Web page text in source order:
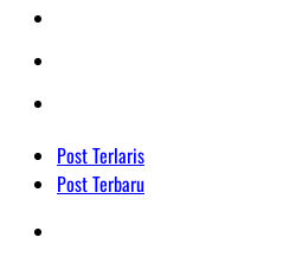
Post Terlaris
Post Terbaru